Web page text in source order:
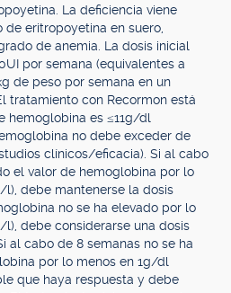
La deficiencia viene
eritropoyetina en suero,
de anemia. La dosis inicial
por semana (equivalentes a
de peso por semana en un
tratamiento con Recormon está
hemoglobina es ≤11g/dl
no debe exceder de
clínicos/eficacia). Si al cabo
el valor de hemoglobina por lo
debe mantenerse la dosis
no se ha elevado por lo
debe considerarse una dosis
al cabo de 8 semanas no se ha
por lo menos en 1g/dl
que haya respuesta y debe